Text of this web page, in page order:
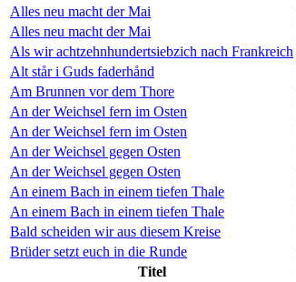
Alles neu macht der Mai
Alles neu macht der Mai
Als wir achtzehnhundertsiebzich nach Frankreich
Alt står i Guds faderhånd
Am Brunnen vor dem Thore
An der Weichsel fern im Osten
An der Weichsel fern im Osten
An der Weichsel gegen Osten
An der Weichsel gegen Osten
An einem Bach in einem tiefen Thale
An einem Bach in einem tiefen Thale
Bald scheiden wir aus diesem Kreise
Brüder setzt euch in die Runde
Titel